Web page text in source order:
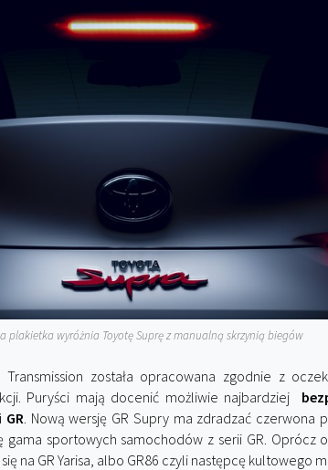
plakietka wyróżnia Toyotę Suprę z manualną skrzynią biegów
została opracowana zgodnie z
Puryści mają docenić możliwie najbardziej
. Nową wersję GR Supry ma zdradzać czerwona
gama sportowych samochodów z serii GR. Oprócz
na GR Yarisa, albo GR86 czyli następcę kultowego